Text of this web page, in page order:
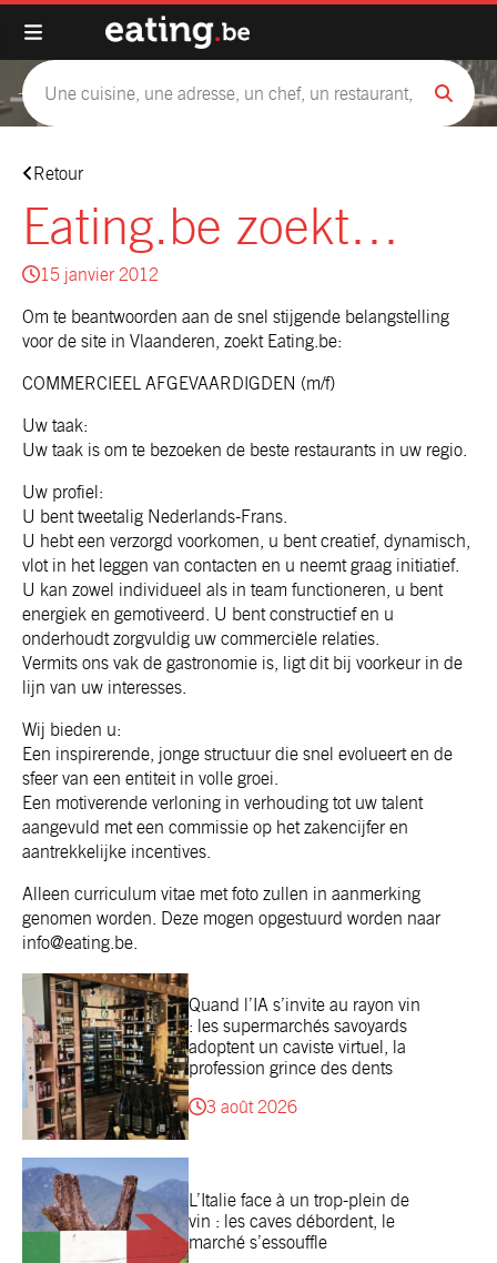
Retour
Eating.be zoekt…
15 janvier 2012
Om te beantwoorden aan de snel stijgende belangstelling
voor de site in Vlaanderen, zoekt Eating.be:
COMMERCIEEL AFGEVAARDIGDEN (m/f)
Uw taak:
Uw taak is om te bezoeken de beste restaurants in uw regio.
Uw profiel:
U bent tweetalig Nederlands-Frans.
U hebt een verzorgd voorkomen, u bent creatief, dynamisch,
vlot in het leggen van contacten en u neemt graag initiatief.
U kan zowel individueel als in team functioneren, u bent
energiek en gemotiveerd. U bent constructief en u
onderhoudt zorgvuldig uw commerciële relaties.
Vermits ons vak de gastronomie is, ligt dit bij voorkeur in de
lijn van uw interesses.
Wij bieden u:
Een inspirerende, jonge structuur die snel evolueert en de
sfeer van een entiteit in volle groei.
Een motiverende verloning in verhouding tot uw talent
aangevuld met een commissie op het zakencijfer en
aantrekkelijke incentives.
Alleen curriculum vitae met foto zullen in aanmerking
genomen worden. Deze mogen opgestuurd worden naar
info@eating.be.
Quand l’IA s’invite au rayon vin
: les supermarchés savoyards
adoptent un caviste virtuel, la
profession grince des dents
3 août 2026
L’Italie face à un trop-plein de
vin : les caves débordent, le
marché s’essouffle